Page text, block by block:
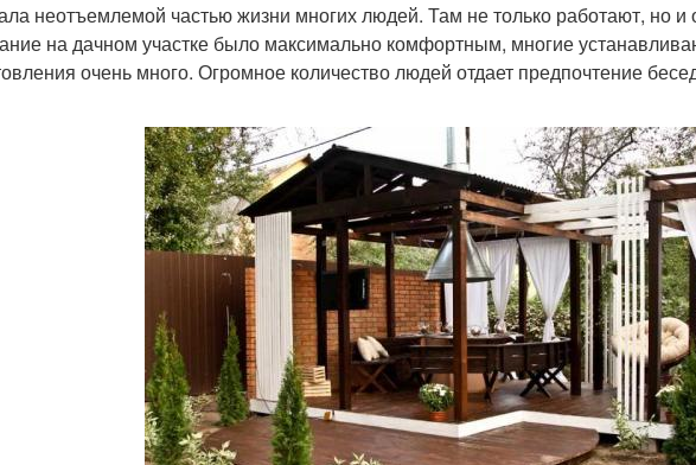
неотъемлемой частью жизни многих людей. Там не только работают, но
на дачном участке было максимально комфортным, многие
очень много. Огромное количество людей отдает предпочтение